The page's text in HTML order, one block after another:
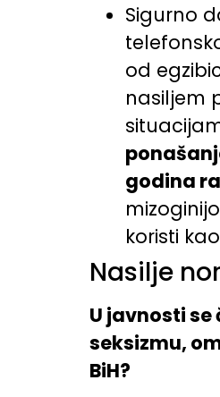
Sigurno
od
nasiljem
godina
koristi
Nasilje
U javnosti
seksizmu,
BiH?